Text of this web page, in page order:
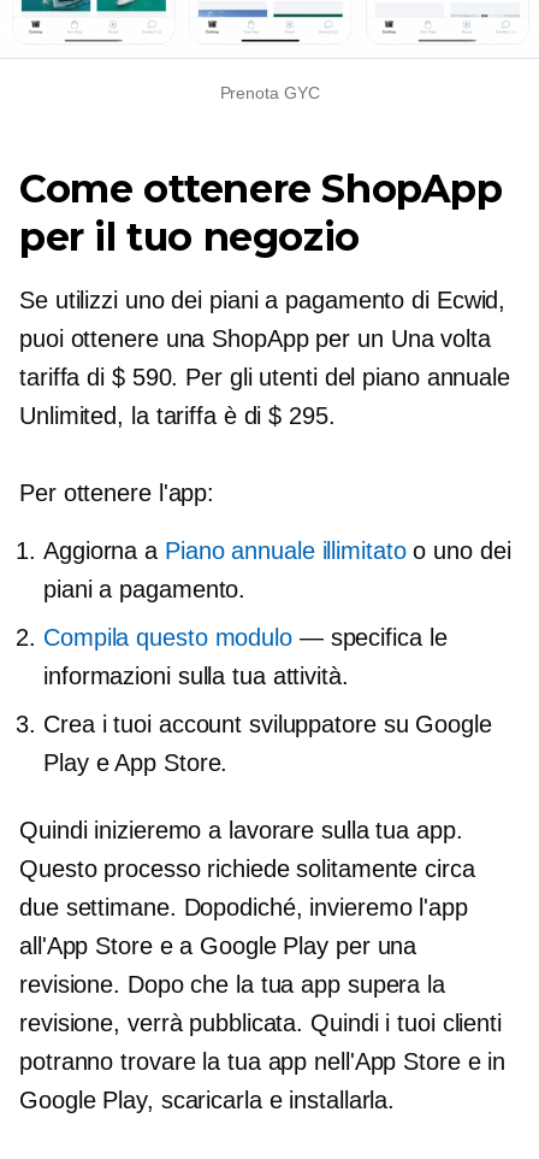
Prenota GYC
Come ottenere ShopApp
per il tuo negozio
Se utilizzi uno dei piani a pagamento di Ecwid,
puoi ottenere una ShopApp per un Una volta
tariffa di $ 590. Per gli utenti del piano annuale
Unlimited, la tariffa è di $ 295.
Per ottenere l'app:
Aggiorna a Piano annuale illimitatoo uno dei
piani a pagamento.
Compila questo modulo— specifica le
informazioni sulla tua attività.
Crea i tuoi account sviluppatore su Google
Play e App Store.
Quindi inizieremo a lavorare sulla tua app.
Questo processo richiede solitamente circa
due settimane. Dopodiché, invieremo l'app
all'App Store e a Google Play per una
revisione. Dopo che la tua app supera la
revisione, verrà pubblicata. Quindi i tuoi clienti
potranno trovare la tua app nell'App Store e in
Google Play, scaricarla e installarla.